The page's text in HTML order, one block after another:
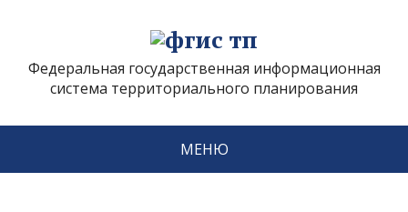
Федеральная государственная информационная
система территориального планирования
МЕНЮ